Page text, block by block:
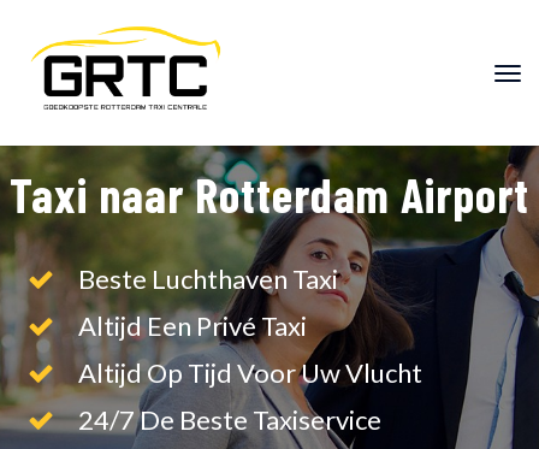
Taxi naar Rotterdam Airport
Beste Luchthaven Taxi
Altijd Een Privé Taxi
Altijd Op Tijd Voor Uw Vlucht
24/7 De Beste Taxiservice